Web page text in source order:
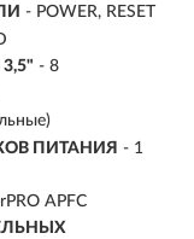
- POWER, RESET
- 8
ПИТАНИЯ - 1
APFC